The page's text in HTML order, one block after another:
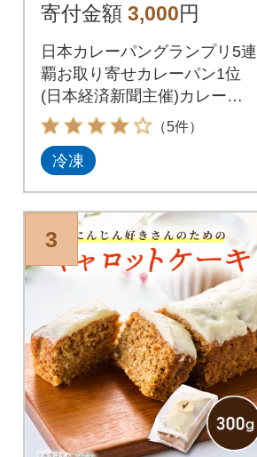
寄付金額 3,000円
日本カレーパングランプリ5連
覇お取り寄せカレーパン1位
(日本経済新聞主催)カレーパ
ンとパウンドケーキ
（5件）
冷凍
3